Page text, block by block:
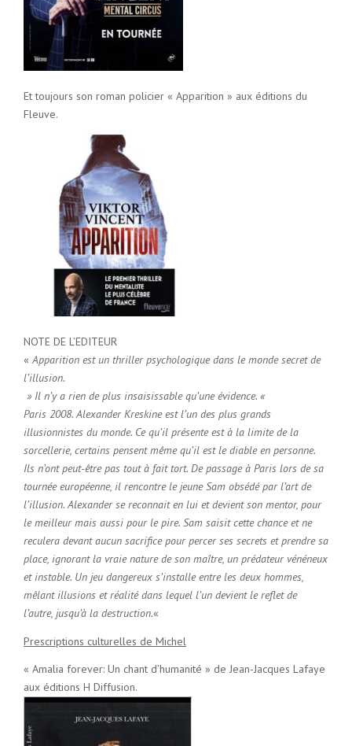
Et toujours son roman policier « Apparition » aux éditions du
Fleuve.
NOTE DE L’EDITEUR
«Apparition est un thriller psychologique dans le monde secret de
l’illusion.
» Il n’y a rien de plus insaisissable qu’une évidence. «
Paris 2008. Alexander Kreskine est l’un des plus grands
illusionnistes du monde. Ce qu’il présente est à la limite de la
sorcellerie, certains pensent même qu’il est le diable en personne.
Ils n’ont peut-être pas tout à fait tort. De passage à Paris lors de sa
tournée européenne, il rencontre le jeune Sam obsédé par l’art de
l’illusion. Alexander se reconnait en lui et devient son mentor, pour
le meilleur mais aussi pour le pire. Sam saisit cette chance et ne
reculera devant aucun sacrifice pour percer ses secrets et prendre sa
place, ignorant la vraie nature de son maître, un prédateur vénéneux
et instable. Un jeu dangereux s’installe entre les deux hommes,
mêlant illusions et réalité dans lequel l’un devient le reflet de
l’autre, jusqu’à la destruction.«
Prescriptions culturelles de Michel
« Amalia forever: Un chant d’humanité » de Jean-Jacques Lafaye
aux éditions H Diffusion.